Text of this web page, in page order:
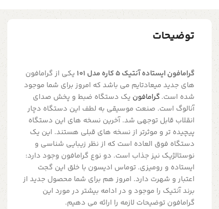
توضیحات
گرامافون ایستاده آنتیک 5 کاره مدل 101
یکی از گرامافون
های جدید میعادتایم می باشد که امروز برای شما موجود
شده است. گرامافون یک دستگاه ضبط و پخش صدای
آنالوگ است. صنعت موسیقی به لطف این دستگاه دچار
انقلاب قابل توجهی شد. آخرین نسخه های این دستگاه
پیچیده تر و موثرتر از نسخه های قبلی هستند. این یک
دستگاه فوق العاده است که از نظر زیبایی شناسی و
نوستالژیک نیز جذاب است. دو نوع گرامافون وجود دارد:
ایستاده و رومیزی. توماس ادیسون با خلق این گجت
اعتبار و شهرت دارد. امروز هم برای شما محصول جدید از
برند آنتیک را موجود و در ادامه بیشتر در مورد این
گرامافون توضیحات لازمه را ارائه می دهیم.